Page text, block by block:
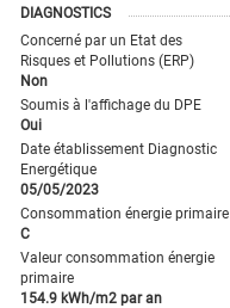
DIAGNOSTICS
Concerné par un Etat des
Risques et Pollutions (ERP)
Non
Soumis à l'affichage du DPE
Oui
Date établissement Diagnostic
Energétique
05/05/2023
Consommation énergie primaire
C
Valeur consommation énergie
primaire
154.9 kWh/m2 par an